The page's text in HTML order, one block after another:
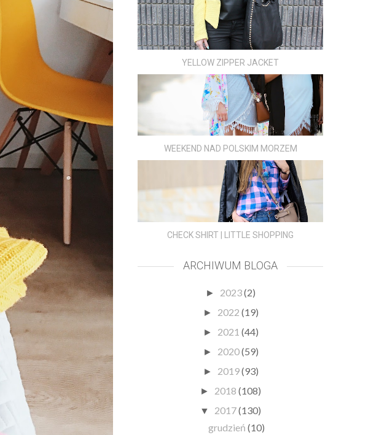
YELLOW ZIPPER JACKET
WEEKEND NAD POLSKIM MORZEM
CHECK SHIRT | LITTLE SHOPPING
ARCHIWUM BLOGA
► 2023(2)
► 2022 (19)
► 2021 (44)
► 2020(59)
► 2019(93)
► 2018 (108)
▼ 2017(130)
grudzień (10)